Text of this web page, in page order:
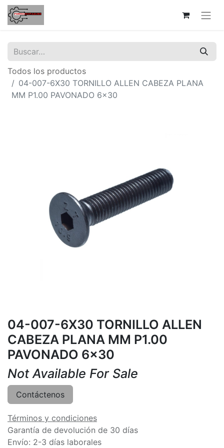
Todos los productos
04-007-6X30 TORNILLO ALLEN CABEZA PLANA
MM P1.00 PAVONADO 6x30
04-007-6X30 TORNILLO ALLEN
CABEZA PLANA MM P1.00
PAVONADO 6x30
Not Available For Sale
Contáctenos
Términos y condiciones
Garantía de devolución de 30 días
Envío: 2-3 días laborales